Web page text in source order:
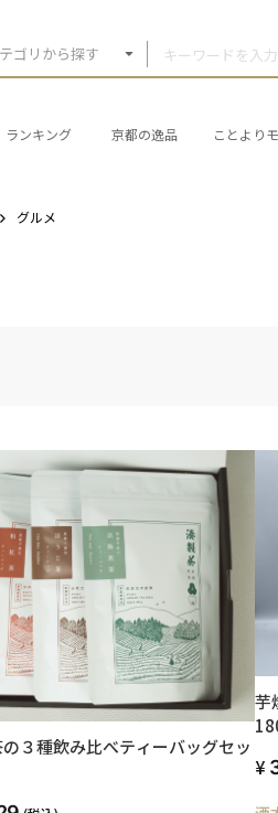
ゴリから探す
ランキング 京都の逸品 ことより
グルメ
３種飲み比べティーバッグセッ
芋